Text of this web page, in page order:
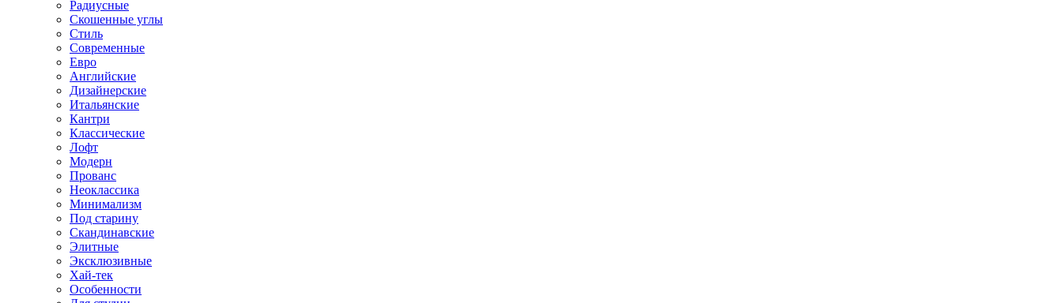
Радиусные
Скошенные углы
Стиль
Современные
Евро
Английские
Дизайнерские
Итальянские
Кантри
Классические
Лофт
Модерн
Прованс
Неоклассика
Минимализм
Под старину
Скандинавские
Элитные
Эксклюзивные
Хай-тек
Особенности